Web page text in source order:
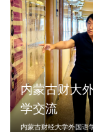
内蒙古财大
学交流
内蒙古财经大学外国语